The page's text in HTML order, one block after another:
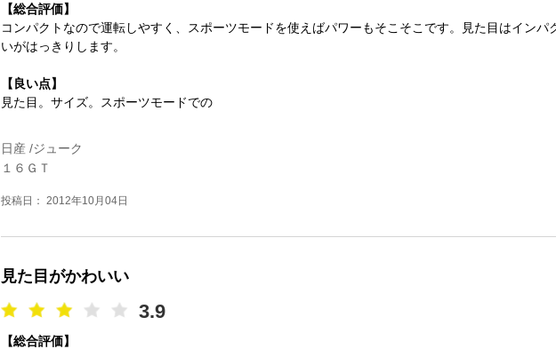
【総合評価】
コンパクトなので運転しやすく、スポーツモードを使えばパワーもそこそこです。見た目はインパ
いがはっきりします。
【良い点】
見た目。サイズ。スポーツモードでの
日産 /ジューク
１６ＧＴ
投稿日： 2012年10月04日
見た目がかわいい
3.9
【総合評価】